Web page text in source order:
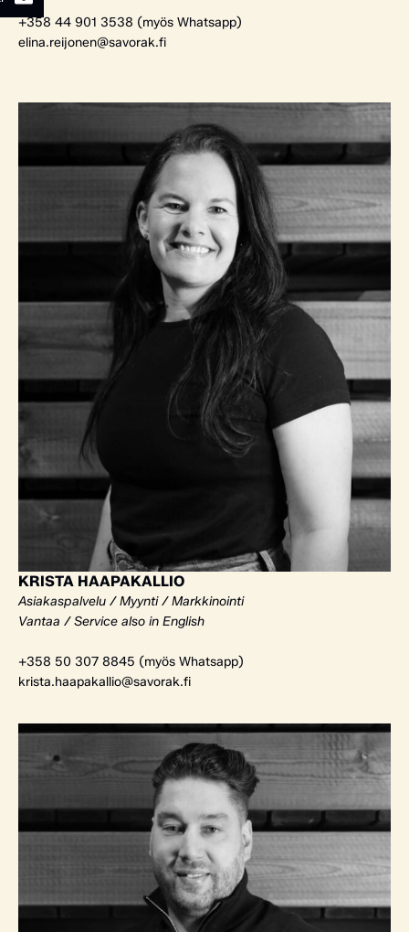
+358 44 901 3538 (myös Whatsapp)
elina.reijonen@savorak.fi
KRISTA HAAPAKALLIO
Asiakaspalvelu / Myynti / Markkinointi
Vantaa / Service also in English
+358 50 307 8845 (myös Whatsapp)
krista.haapakallio@savorak.fi